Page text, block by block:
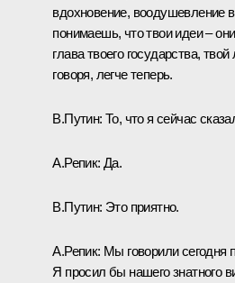
вдохновение, воодушевление
понимаешь, что твои идеи –
глава твоего государства,
говоря, легче теперь.
В.Путин: То, что я сейчас
А.Репик: Да.
В.Путин: Это приятно.
А.Репик: Мы говорили сегодня
Я просил бы нашего знатного